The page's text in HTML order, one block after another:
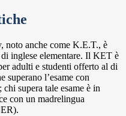
noto anche come K.E.T., è
inglese elementare. Il KET è
adulti e studenti offerto al di
l’esame con
supera tale esame è in
con un madrelingua